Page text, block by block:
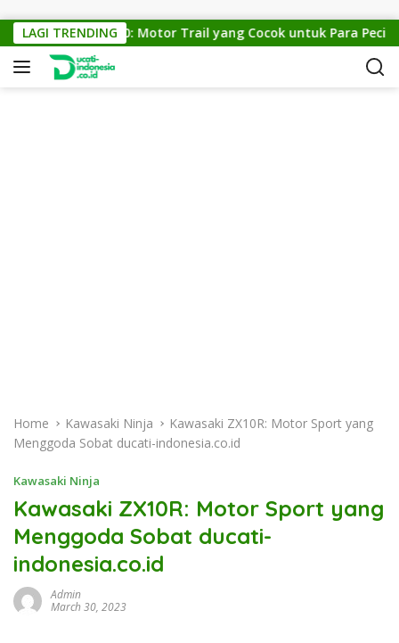
LAGI TRENDING
KTM Cross 150: Motor Trail yang Cocok untuk Para Pecinta
Home Kawasaki Ninja
Kawasaki ZX10R: Motor Sport yang
Menggoda Sobat ducati-indonesia.co.id
Kawasaki Ninja
Kawasaki ZX10R: Motor Sport yang
Menggoda Sobat ducati-
indonesia.co.id
Admin
March 30, 2023